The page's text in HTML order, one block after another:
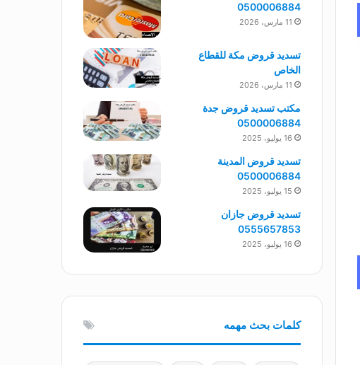
0500006884
11 مارس، 2026
تسديد قروض مكة للقطاع
الخاص
11 مارس، 2026
مكتب تسديد قروض جدة
0500006884
16 يوليو، 2025
تسديد قروض المدينة
0500006884
15 يوليو، 2025
تسديد قروض جازان
0555657853
16 يوليو، 2025
كلمات بحث مهمه